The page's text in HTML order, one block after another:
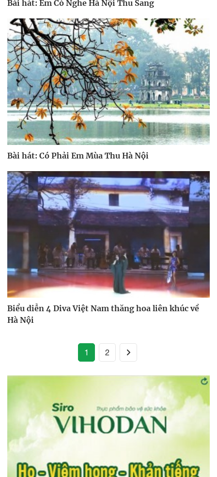
Bài hát: Em Có Nghe Hà Nội Thu Sang
Bài hát: Có Phải Em Mùa Thu Hà Nội
Biểu diễn 4 Diva Việt Nam thăng hoa liên khúc về
Hà Nội
1 (current)
2